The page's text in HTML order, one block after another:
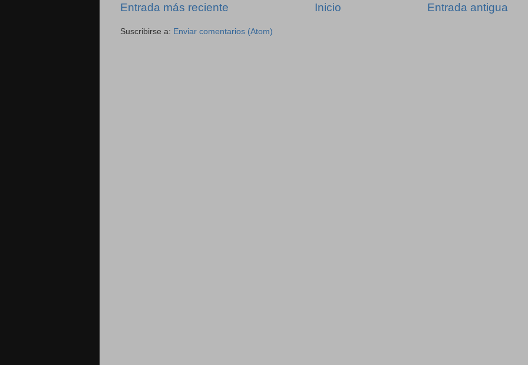
Entrada más reciente Entrada antigua
Inicio
Suscribirse a: Enviar comentarios (Atom)